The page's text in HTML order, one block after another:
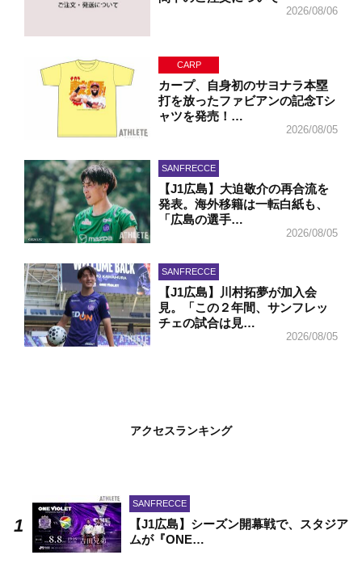
2026/08/06
CARP
カープ、自身初のサヨナラ本塁
打を放ったファビアンの記念Tシ
ャツを発売！…
2026/08/05
SANFRECCE
【J1広島】大迫敬介の再合流を
発表。海外移籍は一転白紙も、
「広島の選手…
2026/08/05
SANFRECCE
【J1広島】川村拓夢が加入会
見。「この２年間、サンフレッ
チェの試合は見…
2026/08/05
アクセスランキング
SANFRECCE
【J1広島】シーズン開幕戦で、スタジア
ムが『ONE…